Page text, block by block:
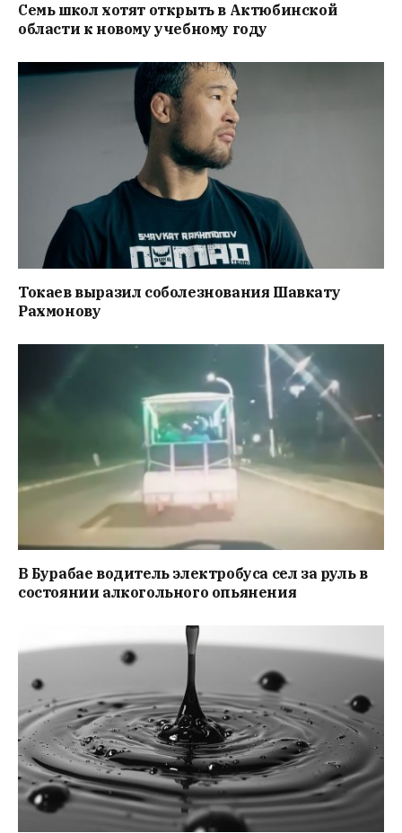
Семь школ хотят открыть в Актюбинской
области к новому учебному году
Токаев выразил соболезнования Шавкату
Рахмонову
В Бурабае водитель электробуса сел за руль в
состоянии алкогольного опьянения